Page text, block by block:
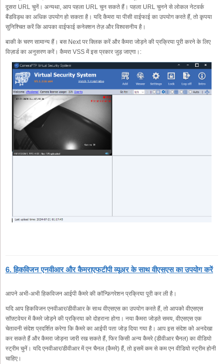
दूसरा URL चुनें। अन्यथा, आप पहला URL चुन सकते हैं। पहला URL चुनने से लोकल नेटवर्क
बैंडविड्थ का अधिक उपयोग हो सकता है। यदि कैमरा या पीसी वाईफाई का उपयोग करते हैं, तो कृपया
सुनिश्चित करें कि आपका वाईफाई कनेक्शन तेज़ और विश्वसनीय है।
बाकी के चरण सामान्य हैं। बस Next पर क्लिक करें और कैमरा जोड़ने की प्रक्रिया पूरी करने के लिए
विज़ार्ड का अनुसरण करें। कैमरा VSS में इस प्रकार जुड़ जाएगा।:
6. हिकविजन एनवीआर और कैमराएफटीपी व्यूअर के साथ वीएसएस का उपयोग करें
आपने अभी-अभी हिकविजन आईपी कैमरे की कॉन्फ़िगरेशन प्रक्रिया पूरी कर ली है।
यदि आप हिकविजन एनवीआर/डीवीआर के साथ वीएसएस का उपयोग करते हैं, तो आपको वीएसएस
सॉफ़्टवेयर में कैमरे जोड़ने की प्रक्रिया को दोहराना होगा। नया कैमरा जोड़ते समय, वीएसएस एक
चेतावनी संदेश प्रदर्शित करेगा कि कैमरे का आईपी पता जोड़ दिया गया है। आप इस संदेश को अनदेखा
कर सकते हैं और कैमरा जोड़ना जारी रख सकते हैं, फिर किसी अन्य कैमरे (डीवीआर चैनल) का वीडियो
स्ट्रीम चुनें। यदि एनवीआर/डीवीआर में एन चैनल (कैमरे) हैं, तो इसमें कम से कम एन वीडियो स्ट्रीम होनी
चाहिए।